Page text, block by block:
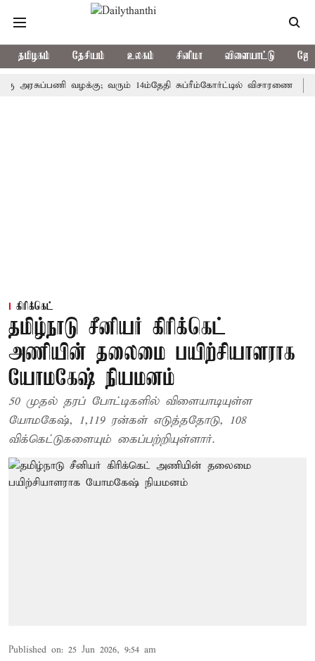
தமிழகம் தேசியம் உலகம் சினிமா விளையாட்டு
வழக்கு; வரும் 14ம்தேதி சுப்ரீம்கோர்ட்டில் விசாரணை
கிரிக்கெட்
தமிழ்நாடு சீனியர் கிரிக்கெட்
அணியின் தலைமை பயிற்சியாளராக
யோமகேஷ் நியமனம்
50 முதல் தரப் போட்டிகளில் விளையாடியுள்ள
யோமகேஷ், 1,119 ரன்கள் எடுத்ததோடு, 108
விக்கெட்டுகளையும் கைப்பற்றியுள்ளார்.
Published on: 25 Jun 2026, 9:54 am